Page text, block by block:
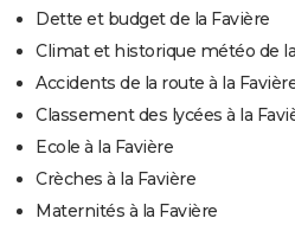
Dette et budget de la Favière
Climat et historique météo de
Accidents de la route à la
Classement des lycées à la
Ecole à la Favière
Crèches à la Favière
Maternités à la Favière